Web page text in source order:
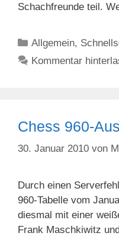
Schachfreunde teil.
Kategorien
Allgemein,
Kommentar
Chess 960-
30. Januar 2010 von
Durch einen
960-Tabelle vom
diesmal mit einer
Frank Maschkiwitz